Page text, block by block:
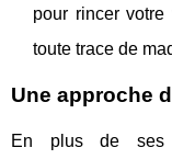
pour rincer
toute trace de
Une approche
En plus de ses